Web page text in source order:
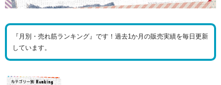
『月別・売れ筋ランキング』です！過去1か月の販売実績を毎日更新
しています。